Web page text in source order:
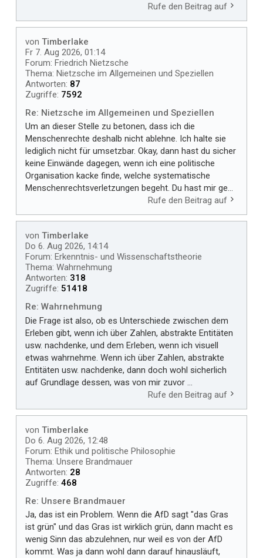
Rufe den Beitrag auf
von Timberlake
Fr 7. Aug 2026, 01:14
Forum: Friedrich Nietzsche
Thema: Nietzsche im Allgemeinen und Speziellen
Antworten: 87
Zugriffe: 7592
Re: Nietzsche im Allgemeinen und Speziellen
Um an dieser Stelle zu betonen, dass ich die
Menschenrechte deshalb nicht ablehne. Ich halte sie
lediglich nicht für umsetzbar. Okay, dann hast du sicher
keine Einwände dagegen, wenn ich eine politische
Organisation kacke finde, welche systematische
Menschenrechtsverletzungen begeht. Du hast mir ge...
Rufe den Beitrag auf
von Timberlake
Do 6. Aug 2026, 14:14
Forum: Erkenntnis- und Wissenschaftstheorie
Thema: Wahrnehmung
Antworten: 318
Zugriffe: 51418
Re: Wahrnehmung
Die Frage ist also, ob es Unterschiede zwischen dem
Erleben gibt, wenn ich über Zahlen, abstrakte Entitäten
usw. nachdenke, und dem Erleben, wenn ich visuell
etwas wahrnehme. Wenn ich über Zahlen, abstrakte
Entitäten usw. nachdenke, dann doch wohl sicherlich
auf Grundlage dessen, was von mir zuvor ...
Rufe den Beitrag auf
von Timberlake
Do 6. Aug 2026, 12:48
Forum: Ethik und politische Philosophie
Thema: Unsere Brandmauer
Antworten: 28
Zugriffe: 468
Re: Unsere Brandmauer
Ja, das ist ein Problem. Wenn die AfD sagt "das Gras
ist grün" und das Gras ist wirklich grün, dann macht es
wenig Sinn das abzulehnen, nur weil es von der AfD
kommt. Was ja dann wohl dann darauf hinausläuft,